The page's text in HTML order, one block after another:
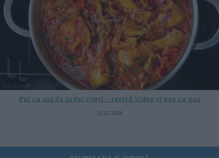
Pui cu sos de ardei copți – rețetă video și pas cu pas
25.07.2026